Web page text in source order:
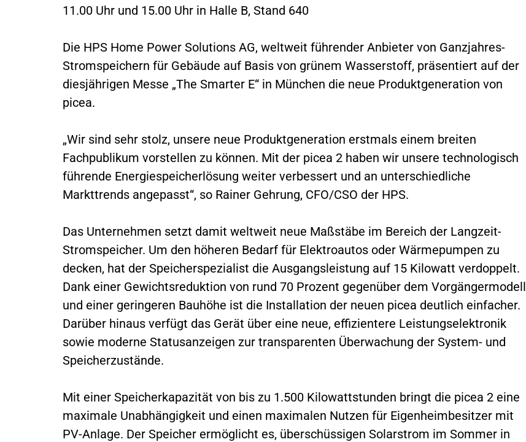
11.00 Uhr und 15.00 Uhr in Halle B, Stand 640
Die HPS Home Power Solutions AG, weltweit führender Anbieter von Ganzjahres-
Stromspeichern für Gebäude auf Basis von grünem Wasserstoff, präsentiert auf der
diesjährigen Messe „The Smarter E“ in München die neue Produktgeneration von
picea.
„Wir sind sehr stolz, unsere neue Produktgeneration erstmals einem breiten
Fachpublikum vorstellen zu können. Mit der picea 2 haben wir unsere technologisch
führende Energiespeicherlösung weiter verbessert und an unterschiedliche
Markttrends angepasst“, so Rainer Gehrung, CFO/CSO der HPS.
Das Unternehmen setzt damit weltweit neue Maßstäbe im Bereich der Langzeit-
Stromspeicher. Um den höheren Bedarf für Elektroautos oder Wärmepumpen zu
decken, hat der Speicherspezialist die Ausgangsleistung auf 15 Kilowatt verdoppelt.
Dank einer Gewichtsreduktion von rund 70 Prozent gegenüber dem Vorgängermodell
und einer geringeren Bauhöhe ist die Installation der neuen picea deutlich einfacher.
Darüber hinaus verfügt das Gerät über eine neue, effizientere Leistungselektronik
sowie moderne Statusanzeigen zur transparenten Überwachung der System- und
Speicherzustände.
Mit einer Speicherkapazität von bis zu 1.500 Kilowattstunden bringt die picea 2 eine
maximale Unabhängigkeit und einen maximalen Nutzen für Eigenheimbesitzer mit
PV-Anlage. Der Speicher ermöglicht es, überschüssigen Solarstrom im Sommer in